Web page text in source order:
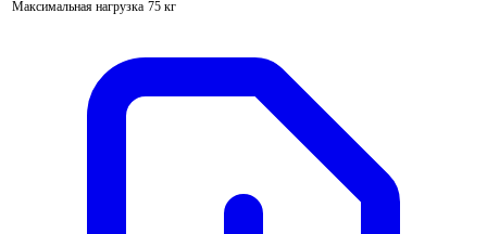
Максимальная нагрузка 75 кг